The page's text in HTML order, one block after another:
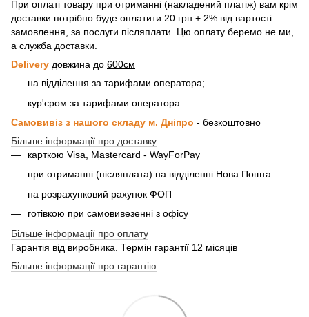
При оплаті товару при отриманні (накладений платіж) вам крім
доставки потрібно буде оплатити 20 грн + 2% від вартості
замовлення, за послуги післяплати. Цю оплату беремо не ми,
а служба доставки.
Delivery довжина до 600см
на відділення за тарифами оператора;
кур'єром за тарифами оператора.
Самовивіз з нашого складу м. Дніпро - безкоштовно
Більше інформації про доставку
карткою Visa, Mastercard - WayForPay
при отриманні (післяплата) на відділенні Нова Пошта
на розрахунковий рахунок ФОП
готівкою при самовивезенні з офісу
Більше інформації про оплату
Гарантія від виробника. Термін гарантії 12 місяців
Більше інформації про гарантію